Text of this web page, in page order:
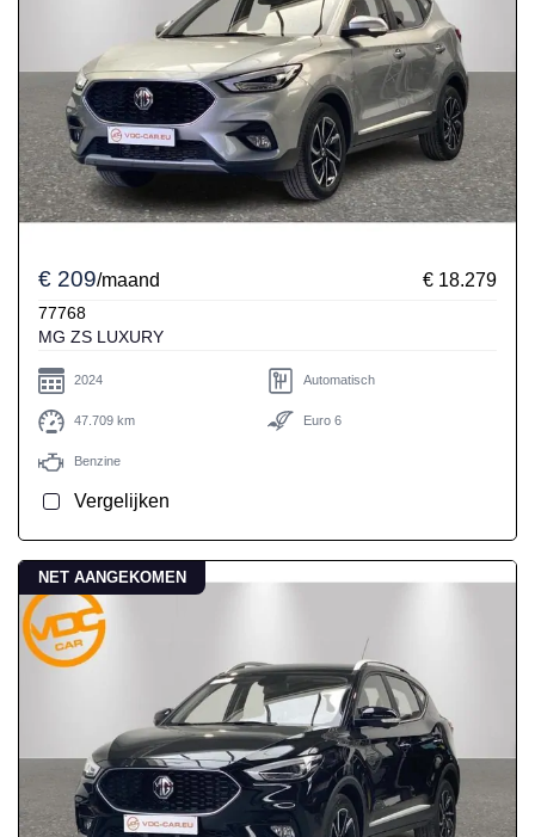
€ 209/maand € 18.279
77768
MG ZS LUXURY
2024 Automatisch
47.709 km Euro 6
Benzine
Vergelijken
NET AANGEKOMEN